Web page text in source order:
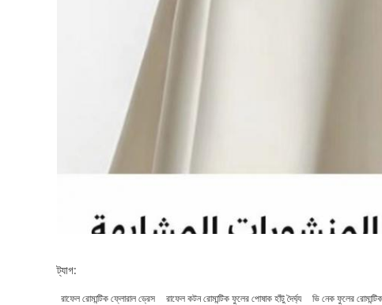
ট্যাগ:
রাফেল রোমান্টিক ফ্লোরাল ড্রেস রাফেল কটন রোমান্টিক ফুলের পোষাক হাঁটু দৈর্ঘ্য ভি নেক ফুলের